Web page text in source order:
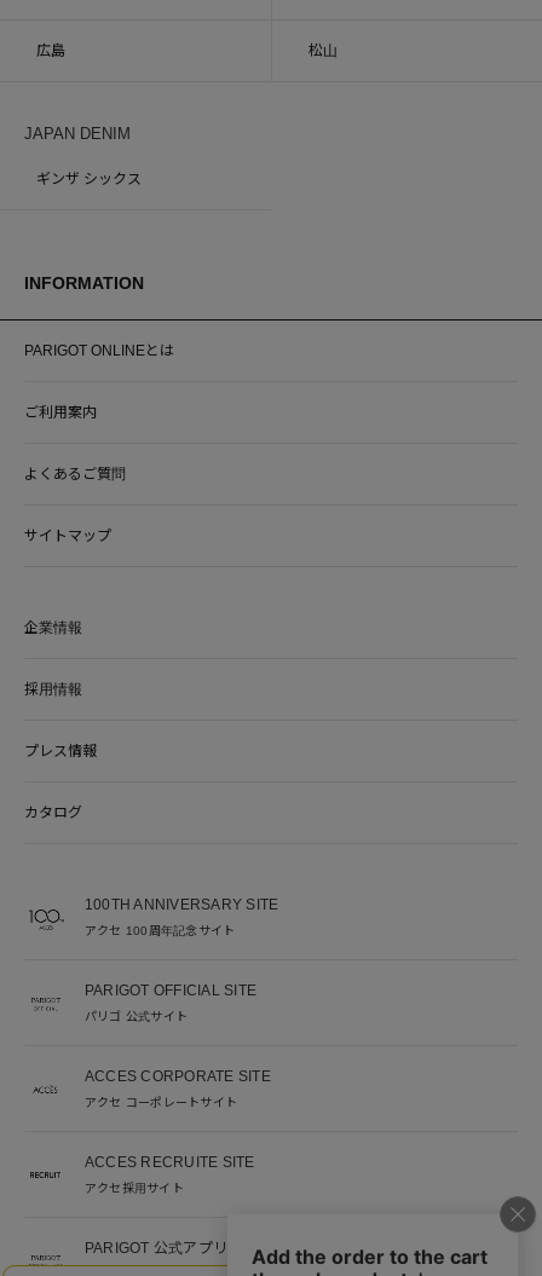
広島 松山
JAPAN DENIM
ギンザ シックス
INFORMATION
PARIGOT ONLINEとは
ご利用案内
よくあるご質問
サイトマップ
企業情報
採用情報
プレス情報
カタログ
100TH ANNIVERSARY SITE
アクセ 100周年記念サイト
PARIGOT OFFICIAL SITE
パリゴ 公式サイト
ACCES CORPORATE SITE
アクセ コーポレートサイト
ACCES RECRUITE SITE
アクセ採用サイト
PARIGOT 公式アプリ